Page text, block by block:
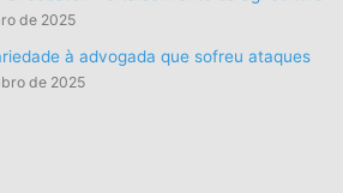
de 2025
à advogada que sofreu ataques
de 2025